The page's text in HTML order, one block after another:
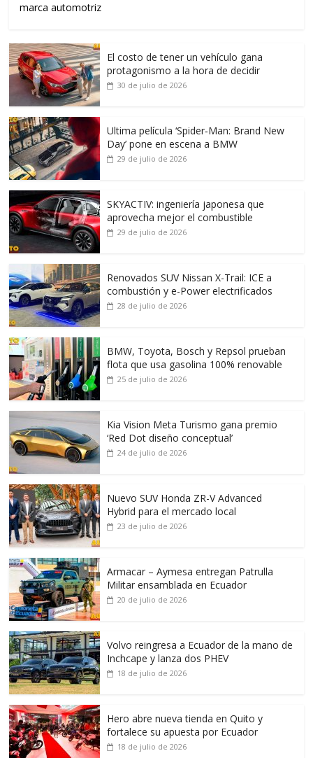
marca automotriz
El costo de tener un vehículo gana
protagonismo a la hora de decidir
30 de julio de 2026
Ultima película ‘Spider‑Man: Brand New
Day’ pone en escena a BMW
29 de julio de 2026
SKYACTIV: ingeniería japonesa que
aprovecha mejor el combustible
29 de julio de 2026
Renovados SUV Nissan X-Trail: ICE a
combustión y e-Power electrificados
28 de julio de 2026
BMW, Toyota, Bosch y Repsol prueban
flota que usa gasolina 100% renovable
25 de julio de 2026
Kia Vision Meta Turismo gana premio
‘Red Dot diseño conceptual’
24 de julio de 2026
Nuevo SUV Honda ZR-V Advanced
Hybrid para el mercado local
23 de julio de 2026
Armacar – Aymesa entregan Patrulla
Militar ensamblada en Ecuador
20 de julio de 2026
Volvo reingresa a Ecuador de la mano de
Inchcape y lanza dos PHEV
18 de julio de 2026
Hero abre nueva tienda en Quito y
fortalece su apuesta por Ecuador
18 de julio de 2026